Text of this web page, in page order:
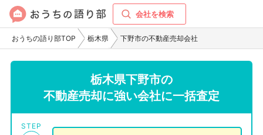
会社を検索
おうちの語り部TOP 栃木県 下野市の不動産売却会社
栃木県下野市の
不動産売却に強い会社に一括査定
STEP